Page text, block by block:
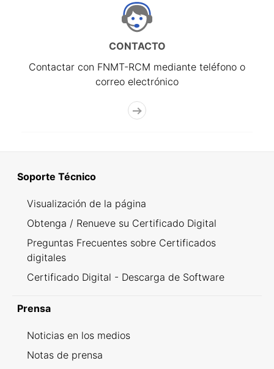
CONTACTO
Contactar con FNMT-RCM mediante teléfono o
correo electrónico
Soporte Técnico
Visualización de la página
Obtenga / Renueve su Certificado Digital
Preguntas Frecuentes sobre Certificados
digitales
Certificado Digital - Descarga de Software
Prensa
Noticias en los medios
Notas de prensa